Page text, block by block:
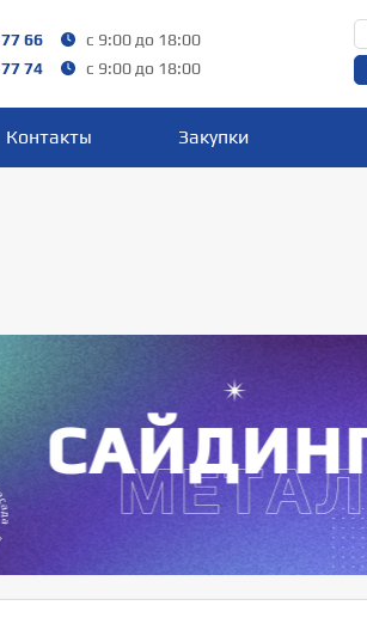
66
с 9:00 до 18:00
74 с 9:00 до 18:00
Контакты Закупки